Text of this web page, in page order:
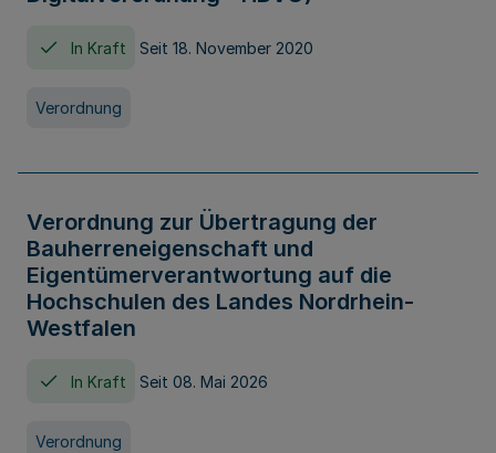
In Kraft Seit 18. November 2020
Verordnung
Verordnung zur Übertragung der
Bauherreneigenschaft und
Eigentümerverantwortung auf die
Hochschulen des Landes Nordrhein-
Westfalen
In Kraft Seit 08. Mai 2026
Verordnung